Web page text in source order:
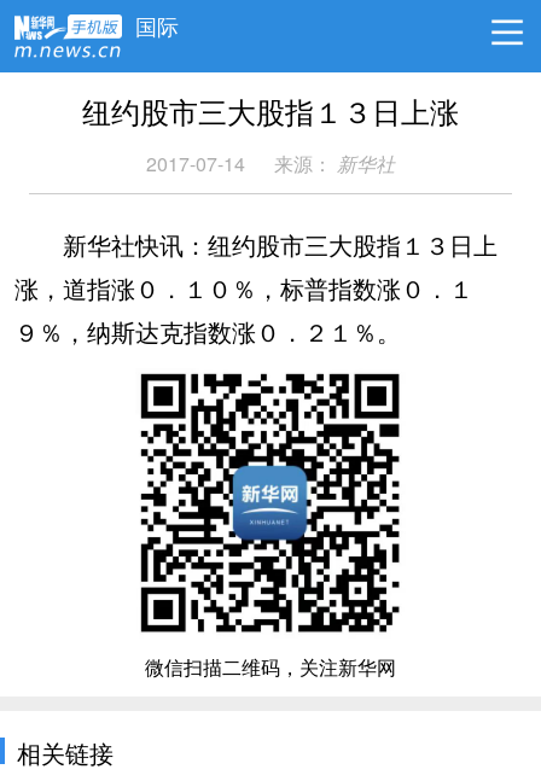
国际
纽约股市三大股指１３日上涨
2017-07-14 来源： 新华社
新华社快讯：纽约股市三大股指１３日上
涨，道指涨０．１０％，标普指数涨０．１
９％，纳斯达克指数涨０．２１％。
微信扫描二维码，关注新华网
相关链接